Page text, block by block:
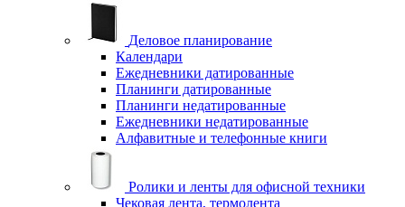
Деловое планирование
Календари
Ежедневники датированные
Планинги датированные
Планинги недатированные
Ежедневники недатированные
Алфавитные и телефонные книги
Ролики и ленты для офисной техники
Чековая лента, термолента